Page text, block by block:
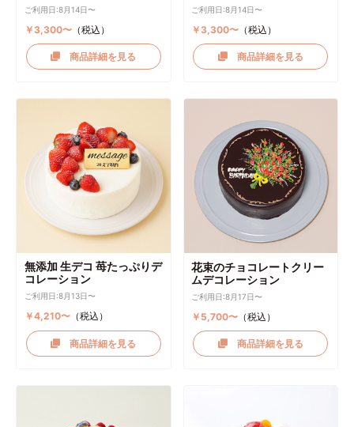
ご利用日:8月14日〜
￥3,300〜（税込）
商品詳細を見る
ご利用日:8月14日〜
￥3,300〜 （税込）
商品詳細を見る
無添加 生デコ 苺たっぷりデ
コレーション
ご利用日:8月13日〜
￥4,210〜（税込）
商品詳細を見る
花束のチョコレートクリー
ムデコレーション
ご利用日:8月17日〜
￥5,700〜 （税込）
商品詳細を見る